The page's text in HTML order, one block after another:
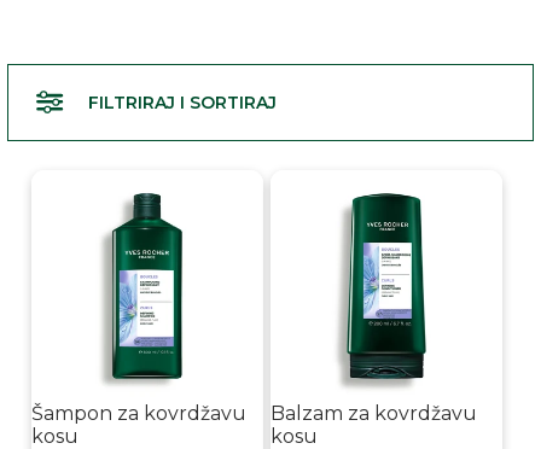
j
:
FILTRIRAJ I SORTIRAJ
Šampon za kovrdžavu
kosu
Balzam za kovrdžavu
kosu